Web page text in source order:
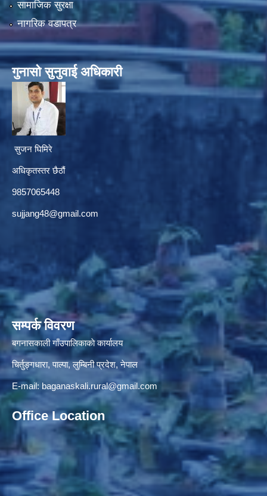
सामाजिक सुरक्षा
नागरिक वडापत्र
गुनासाे सुनुवाई अधिकारी
सुजन घिमिरे
अधिकृतस्तर छैठौं‌
9857065448
sujjang48@gmail.com
सम्पर्क विवरण
बगनासकाली गाँउपालिकाकाे कार्यालय
चिर्तुङ्गधारा, पाल्पा, लुम्बिनी प्रदेश, नेपाल
E-mail: baganaskali.rural@gmail.com
Office Location